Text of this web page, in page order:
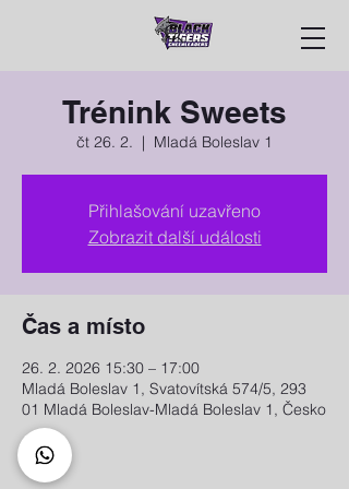
Trénink Sweets
čt 26. 2.
  |
Mladá Boleslav 1
Přihlašování uzavřeno
Zobrazit další události
Čas a místo
26. 2. 2026 15:30 – 17:00
Mladá Boleslav 1, Svatovítská 574/5, 293
01 Mladá Boleslav-Mladá Boleslav 1, Česko